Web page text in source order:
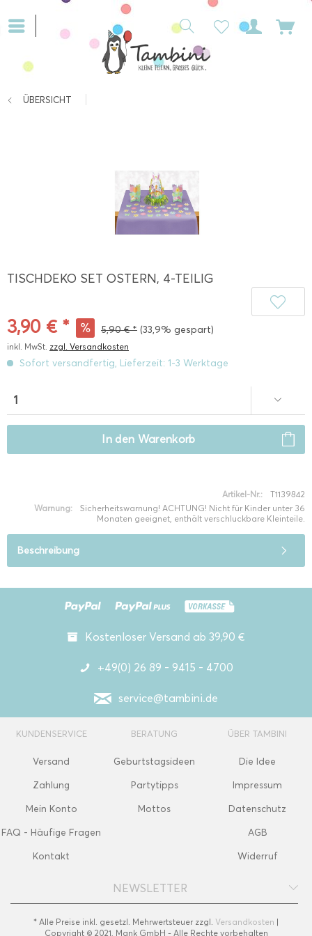
ÜBERSICHT
TISCHDEKO SET OSTERN, 4-TEILIG
3,90 € * 5,90 € * (33,9% gespart)
inkl. MwSt. zzgl. Versandkosten
Sofort versandfertig, Lieferzeit: 1-3 Werktage
In den Warenkorb
Artikel-Nr.:
T1139842
Warnung:
Sicherheitswarnung! ACHTUNG! Nicht für Kinder unter 36
Monaten geeignet, enthält verschluckbare Kleinteile.
Beschreibung
Kostenloser Versand ab 39,90 €
+49(0) 26 89 - 9415 - 4700
service@tambini.de
KUNDENSERVICE
Versand
Zahlung
Mein Konto
FAQ - Häufige Fragen
Kontakt
BERATUNG
Geburtstagsideen
Partytipps
Mottos
ÜBER TAMBINI
Die Idee
Impressum
Datenschutz
AGB
Widerruf
NEWSLETTER
* Alle Preise inkl. gesetzl. Mehrwertsteuer zzgl. Versandkosten |
Copyright © 2021, Mank GmbH - Alle Rechte vorbehalten